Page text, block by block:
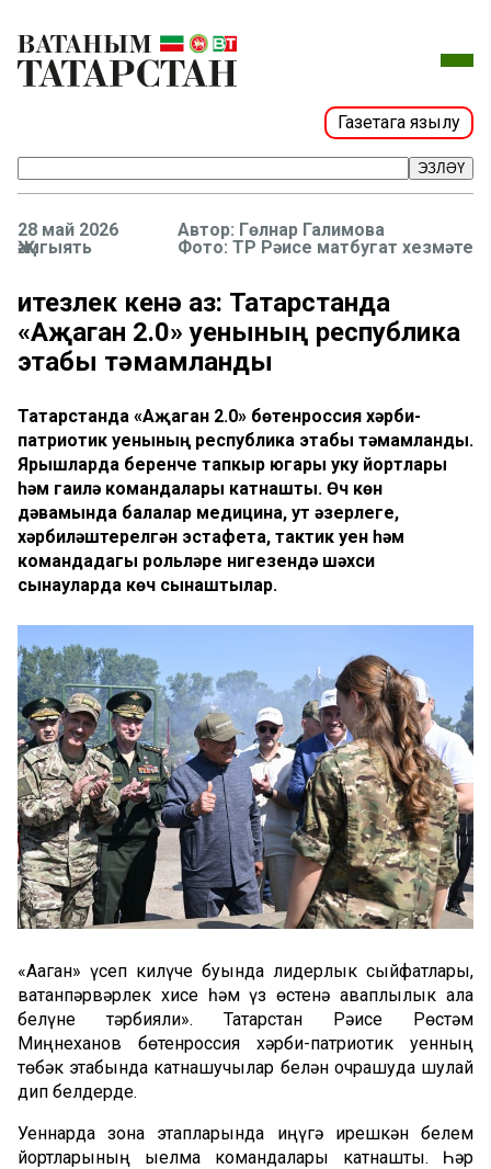
Газетага язылу
ЭЗЛӘҮ
28 май 2026
Җәмгыять
Гөлнар Галимова
Фото: ТР Рәисе матбугат хезмәте
Җитезлек кенә аз: Татарстанда
«Аҗаган 2.0» уенының республика
этабы тәмамланды
Татарстанда «Аҗаган 2.0» бөтенроссия хәрби-
патриотик уенының республика этабы тәмамланды.
Ярышларда беренче тапкыр югары уку йортлары
һәм гаилә командалары катнашты. Өч көн
дәвамында балалар медицина, ут әзерлеге,
хәрбиләштерелгән эстафета, тактик уен һәм
командадагы рольләре нигезендә шәхси
сынауларда көч сынаштылар.
«Аҗаган» үсеп килүче буында лидерлык сыйфатлары,
ватанпәрвәрлек хисе һәм үз өстенә җаваплылык ала
белүне тәрбияли». Татарстан Рәисе Рөстәм
Миңнеханов бөтенроссия хәрби-патриотик уенның
төбәк этабында катнашучылар белән очрашуда шулай
дип белдерде.
Уеннарда зона этапларында җиңүгә ирешкән белем
йортларының җыелма командалары катнашты. Һәр